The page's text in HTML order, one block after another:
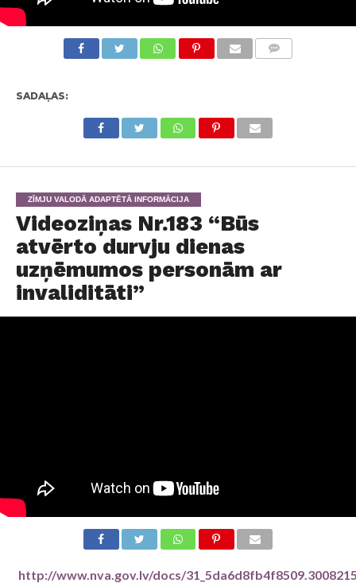
SADAĻAS:
ZĪMJU VALODĀ ADAPTĒTĀ INFORMĀCIJA
Videoziņas Nr.183 “Būs
atvērto durvju dienas
uzņēmumos personām ar
invaliditāti”
http://www.nva.gov.lv/docs/